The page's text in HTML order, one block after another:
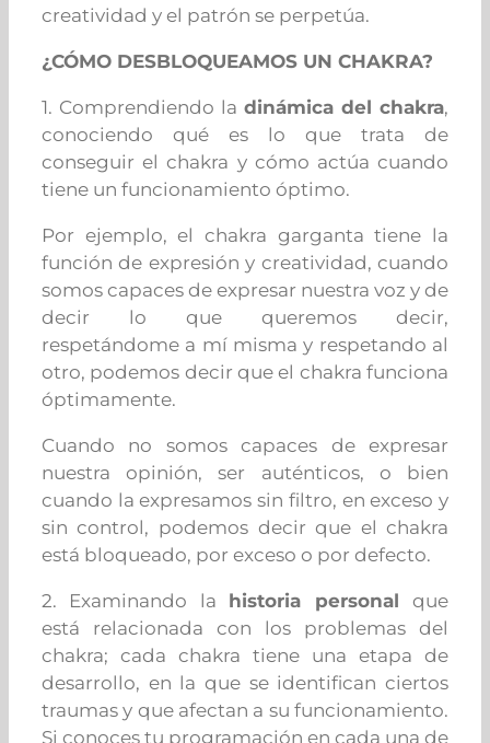
creatividad y el patrón se perpetúa.
¿CÓMO DESBLOQUEAMOS UN CHAKRA?
1. Comprendiendo ladinámica del chakra,
conociendo qué es lo que trata de
conseguir el chakra y cómo actúa cuando
tiene un funcionamiento óptimo.
Por ejemplo, el chakra garganta tiene la
función de expresión y creatividad, cuando
somos capaces de expresar nuestra voz y de
decir lo que queremos decir,
respetándome a mí misma y respetando al
otro, podemos decir que el chakra funciona
óptimamente.
Cuando no somos capaces de expresar
nuestra opinión, ser auténticos, o bien
cuando la expresamos sin filtro, en exceso y
sin control, podemos decir que el chakra
está bloqueado, por exceso o por defecto.
2. Examinando la historia personalque
está relacionada con los problemas del
chakra; cada chakra tiene una etapa de
desarrollo, en la que se identifican ciertos
traumas y que afectan a su funcionamiento.
Si conoces tu programación en cada una de